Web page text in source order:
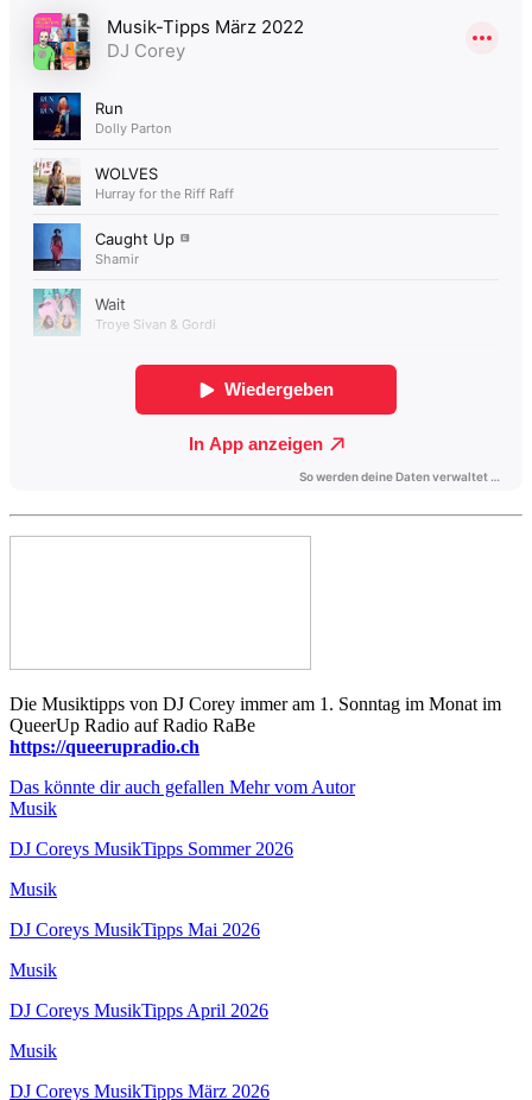
Die Musiktipps von DJ Corey immer am 1. Sonntag im Monat im
QueerUp Radio auf Radio RaBe
https://queerupradio.ch
Das könnte dir auch gefallen Mehr vom Autor
Musik
DJ Coreys MusikTipps Sommer 2026
Musik
DJ Coreys MusikTipps Mai 2026
Musik
DJ Coreys MusikTipps April 2026
Musik
DJ Coreys MusikTipps März 2026